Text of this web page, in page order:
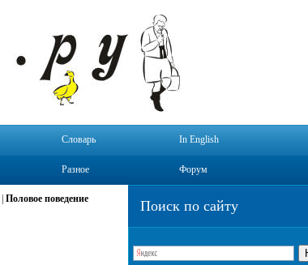
Словарь In English
Разное Форум
Поиск по сайту
Половое поведение